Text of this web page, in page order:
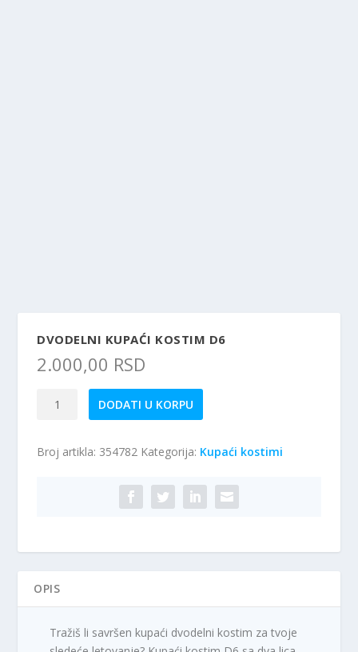
DVODELNI KUPAĆI KOSTIM D6
2.000,00 RSD
Dvodelni
D6
DODATI U KORPU
Broj artikla: 354782 Kategorija: Kupaći kostimi
OPIS
Tražiš li savršen kupaći dvodelni kostim za tvoje